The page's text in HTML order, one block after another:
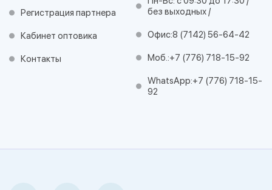
Регистрация партнера
Кабинет оптовика
Контакты
без выходных /
Офис:8 (7142) 56-64-42
Моб.:+7 (776) 718-15-92
WhatsApp:+7 (776) 718-15-
92